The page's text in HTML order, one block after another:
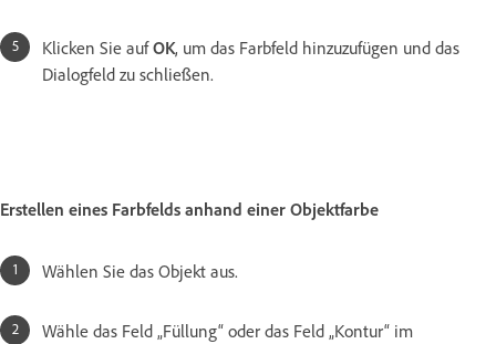
Klicken Sie aufOK, um das Farbfeld hinzuzufügen und das
Dialogfeld zu schließen.
Erstellen eines Farbfelds anhand einer Objektfarbe
Wählen Sie das Objekt aus.
Wähle das Feld „Füllung“ oder das Feld „Kontur“ im